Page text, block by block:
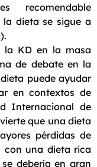
dieta se sigue a
la KD en la masa
de debate en la
puede ayudar
en contextos de
Internacional de
que una dieta
pérdidas de
con una dieta rica
debería en gran